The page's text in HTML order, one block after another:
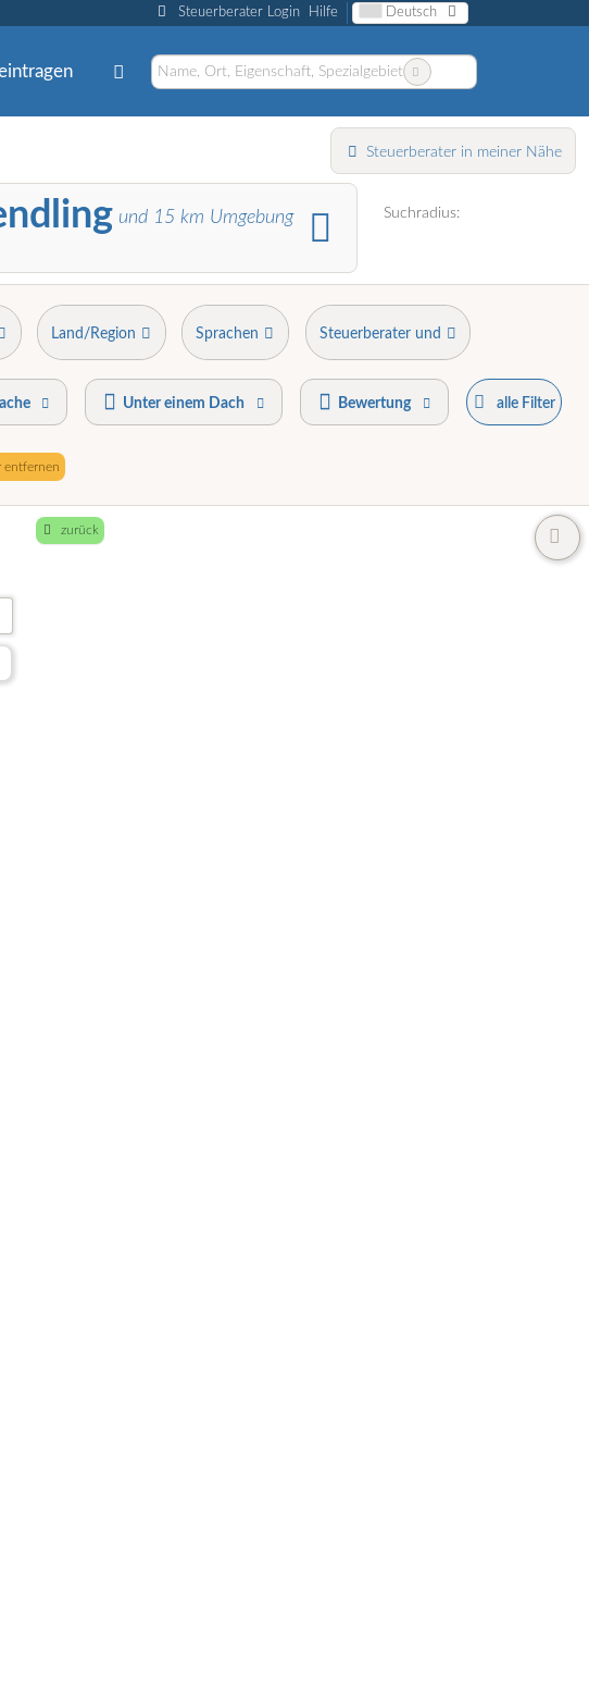
Steuerberater Login Hilfe Deutsch
Steuerberater in meiner Nähe
und 15 km Umgebung Suchradius:
Land/Region Sprachen Steuerberater und
Unter einem Dach Bewertung alle Filter
entfernen
zurück